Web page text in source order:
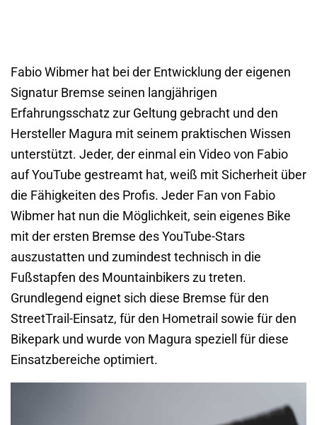
Fabio Wibmer hat bei der Entwicklung der eigenen
Signatur Bremse seinen langjährigen
Erfahrungsschatz zur Geltung gebracht und den
Hersteller Magura mit seinem praktischen Wissen
unterstützt. Jeder, der einmal ein Video von Fabio
auf YouTube gestreamt hat, weiß mit Sicherheit über
die Fähigkeiten des Profis. Jeder Fan von Fabio
Wibmer hat nun die Möglichkeit, sein eigenes Bike
mit der ersten Bremse des YouTube-Stars
auszustatten und zumindest technisch in die
Fußstapfen des Mountainbikers zu treten.
Grundlegend eignet sich diese Bremse für den
StreetTrail-Einsatz, für den Hometrail sowie für den
Bikepark und wurde von Magura speziell für diese
Einsatzbereiche optimiert.